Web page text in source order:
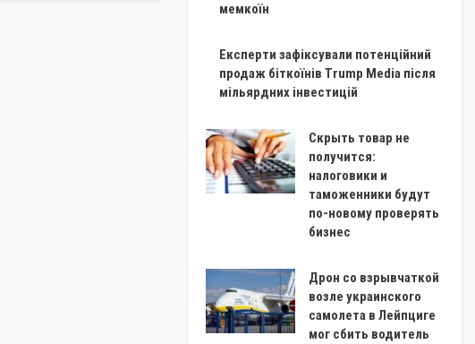
мемкоїн
Експерти зафіксували потенційний
продаж біткоїнів Trump Media після
мільярдних інвестицій
Скрыть товар не
получится:
налоговики и
таможенники будут
по-новому проверять
бизнес
Дрон со взрывчаткой
возле украинского
самолета в Лейпциге
мог сбить водитель